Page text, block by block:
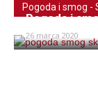
Pogoda i smog -
Pogoda i
26 marca 2020